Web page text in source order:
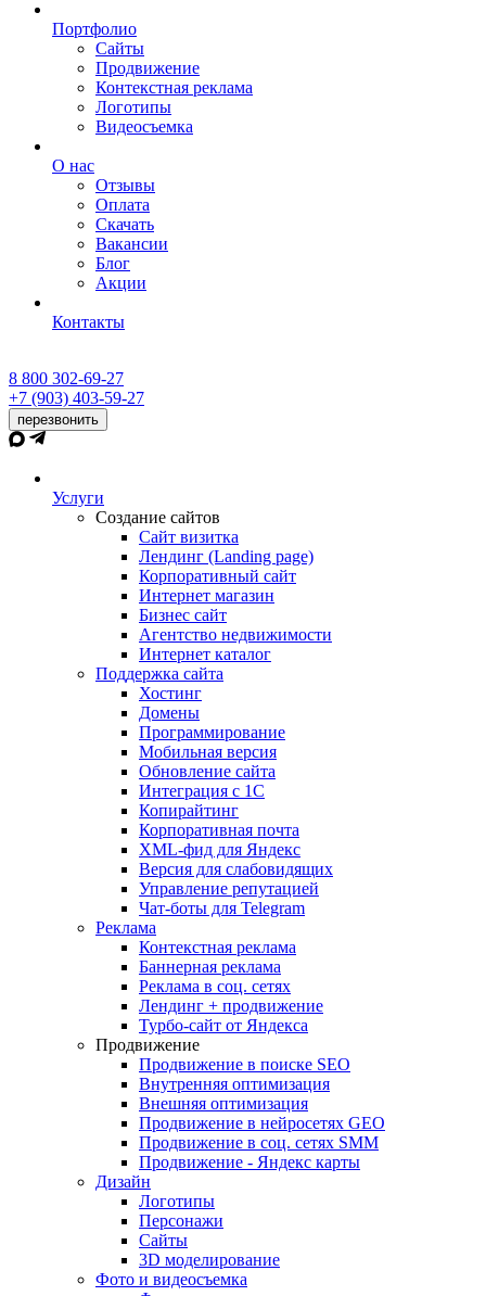
Портфолио
Сайты
Продвижение
Контекстная реклама
Логотипы
Видеосъемка
О нас
Отзывы
Оплата
Скачать
Вакансии
Блог
Акции
Контакты
8 800 302-69-27
+7 (903) 403-59-27
перезвонить
Услуги
Создание сайтов
Сайт визитка
Лендинг (Landing page)
Корпоративный сайт
Интернет магазин
Бизнес сайт
Агентство недвижимости
Интернет каталог
Поддержка сайта
Хостинг
Домены
Программирование
Мобильная версия
Обновление сайта
Интеграция с 1С
Копирайтинг
Корпоративная почта
XML-фид для Яндекс
Версия для слабовидящих
Управление репутацией
Чат-боты для Telegram
Реклама
Контекстная реклама
Баннерная реклама
Реклама в соц. сетях
Лендинг + продвижение
Турбо-сайт от Яндекса
Продвижение
Продвижение в поиске SEO
Внутренняя оптимизация
Внешняя оптимизация
Продвижение в нейросетях GEO
Продвижение в соц. сетях SMM
Продвижение - Яндекс карты
Дизайн
Логотипы
Персонажи
Сайты
3D моделирование
Фото и видеосъемка